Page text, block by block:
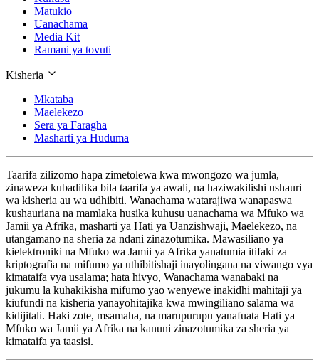
Matukio
Uanachama
Media Kit
Ramani ya tovuti
Kisheria
Mkataba
Maelekezo
Sera ya Faragha
Masharti ya Huduma
Taarifa zilizomo hapa zimetolewa kwa mwongozo wa jumla,
zinaweza kubadilika bila taarifa ya awali, na haziwakilishi ushauri
wa kisheria au wa udhibiti. Wanachama watarajiwa wanapaswa
kushauriana na mamlaka husika kuhusu uanachama wa Mfuko wa
Jamii ya Afrika, masharti ya Hati ya Uanzishwaji, Maelekezo, na
utangamano na sheria za ndani zinazotumika. Mawasiliano ya
kielektroniki na Mfuko wa Jamii ya Afrika yanatumia itifaki za
kriptografia na mifumo ya uthibitishaji inayolingana na viwango vya
kimataifa vya usalama; hata hivyo, Wanachama wanabaki na
jukumu la kuhakikisha mifumo yao wenyewe inakidhi mahitaji ya
kiufundi na kisheria yanayohitajika kwa mwingiliano salama wa
kidijitali. Haki zote, msamaha, na marupurupu yanafuata Hati ya
Mfuko wa Jamii ya Afrika na kanuni zinazotumika za sheria ya
kimataifa ya taasisi.